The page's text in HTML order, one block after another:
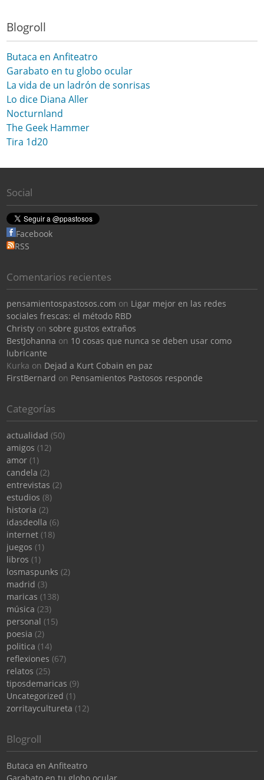
Blogroll
Butaca en Anfiteatro
Garabato en tu globo ocular
La vida de un ladrón de sonrisas
Lo dice Diana Aller
Nocturnland
The Geek Hammer
Tira 1d20
Social
Facebook
RSS
Comentarios recientes
pensamientospastosos.com on Ligar mejor en las redes
sociales frescas: el método RBD
Christy on sobre gustos extraños
BestJohanna on 10 cosas que nunca se deben usar como
lubricante
Kurka on Dejad a Kurt Cobain en paz
FirstBernard on Pensamientos Pastosos responde
Categorías
actualidad (50)
amigos (12)
amor (1)
candela (2)
entrevistas (2)
estudios (8)
historia (2)
idasdeolla (6)
internet (18)
juegos (1)
libros (1)
losmaspunks (2)
madrid (3)
maricas (138)
música (23)
personal (15)
poesia (2)
politica (14)
reflexiones (67)
relatos (25)
tiposdemaricas (9)
Uncategorized (1)
zorritaycultureta (12)
Blogroll
Butaca en Anfiteatro
Garabato en tu globo ocular